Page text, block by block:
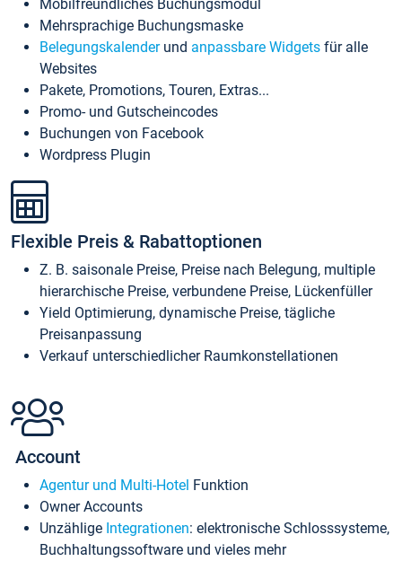
Mobilfreundliches Buchungsmodul
Mehrsprachige Buchungsmaske
Belegungskalenderund anpassbare Widgets für alle
Websites
Pakete, Promotions, Touren, Extras...
Promo- und Gutscheincodes
Buchungen von Facebook
Wordpress Plugin
Flexible Preis & Rabattoptionen
Z. B. saisonale Preise, Preise nach Belegung, multiple
hierarchische Preise, verbundene Preise, Lückenfüller
Yield Optimierung, dynamische Preise, tägliche
Preisanpassung
Verkauf unterschiedlicher Raumkonstellationen
Account
Agentur und Multi-Hotel Funktion
Owner Accounts
Unzählige Integrationen: elektronische Schlosssysteme,
Buchhaltungssoftware und vieles mehr